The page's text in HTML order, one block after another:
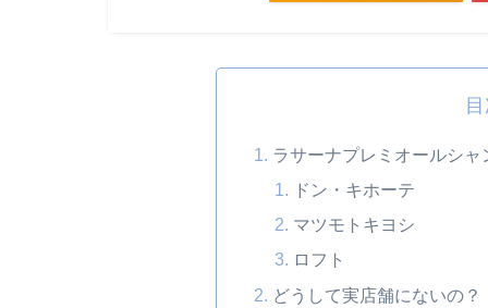
ラサーナプレミオールシ
ドン・キホーテ
マツモトキヨシ
ロフト
どうして実店舗にないの？